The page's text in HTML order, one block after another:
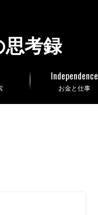
思考録
お金と仕事
Independence